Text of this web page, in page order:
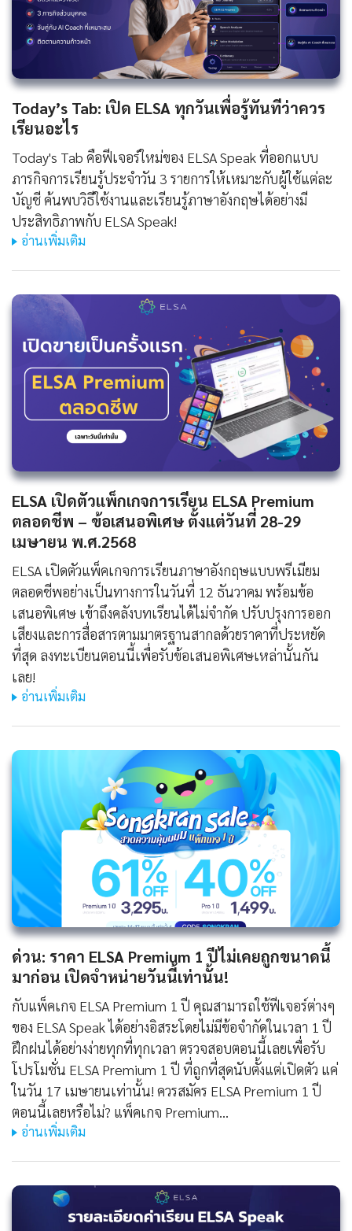
Today’s Tab: เปิด ELSA ทุกวันเพื่อรู้ทันทีว่าควร
เรียนอะไร
Today's Tab คือฟีเจอร์ใหม่ของ ELSA Speak ที่ออกแบบ
ภารกิจการเรียนรู้ประจำวัน 3 รายการให้เหมาะกับผู้ใช้แต่ละ
บัญชี ค้นพบวิธีใช้งานและเรียนรู้ภาษาอังกฤษได้อย่างมี
ประสิทธิภาพกับ ELSA Speak!
อ่านเพิ่มเติม
ELSA เปิดตัวแพ็กเกจการเรียน ELSA Premium
ตลอดชีพ – ข้อเสนอพิเศษ ตั้งแต่วันที่ 28-29
เมษายน พ.ศ.2568
ELSA เปิดตัวแพ็คเกจการเรียนภาษาอังกฤษแบบพรีเมียม
ตลอดชีพอย่างเป็นทางการในวันที่ 12 ธันวาคม พร้อมข้อ
เสนอพิเศษ เข้าถึงคลังบทเรียนได้ไม่จำกัด ปรับปรุงการออก
เสียงและการสื่อสารตามมาตรฐานสากลด้วยราคาที่ประหยัด
ที่สุด ลงทะเบียนตอนนี้เพื่อรับข้อเสนอพิเศษเหล่านั้นกัน
เลย!
อ่านเพิ่มเติม
ด่วน: ราคา ELSA Premium 1 ปีไม่เคยถูกขนาดนี้
มาก่อน เปิดจำหน่ายวันนี้เท่านั้น!
กับแพ็คเกจ ELSA Premium 1 ปี คุณสามารถใช้ฟีเจอร์ต่างๆ
ของ ELSA Speak ได้อย่างอิสระโดยไม่มีข้อจำกัดในเวลา 1 ปี
ฝึกฝนได้อย่างง่ายทุกที่ทุกเวลา ตรวจสอบตอนนี้เลยเพื่อรับ
โปรโมชั่น ELSA Premium 1 ปี ที่ถูกที่สุดนับตั้งแต่เปิดตัว แค่
ในวัน 17 เมษายนเท่านั้น! ควรสมัคร ELSA Premium 1 ปี
ตอนนี้เลยหรือไม่? แพ็คเกจ Premium…
อ่านเพิ่มเติม